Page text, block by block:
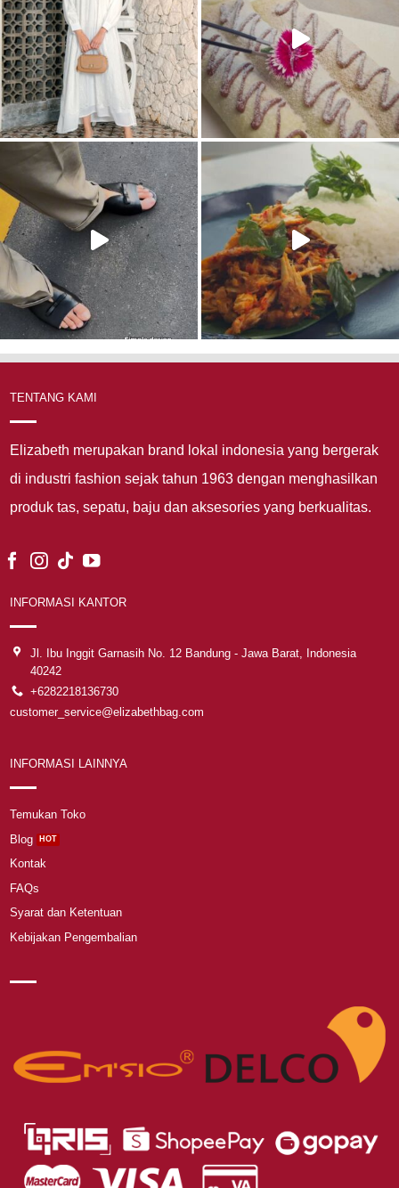
TENTANG KAMI
Elizabeth merupakan brand lokal indonesia yang bergerak
di industri fashion sejak tahun 1963 dengan menghasilkan
produk tas, sepatu, baju dan aksesories yang berkualitas.
INFORMASI KANTOR
Jl. Ibu Inggit Garnasih No. 12 Bandung - Jawa Barat, Indonesia
40242
+6282218136730
customer_service@elizabethbag.com
INFORMASI LAINNYA
Temukan Toko
Blog
Kontak
FAQs
Syarat dan Ketentuan
Kebijakan Pengembalian